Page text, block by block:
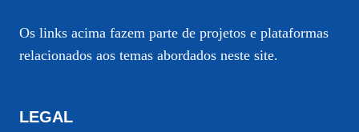
Os links acima fazem parte de projetos e plataformas
relacionados aos temas abordados neste site.
LEGAL